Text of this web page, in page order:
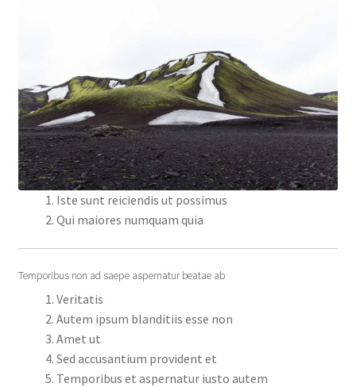
Iste sunt reiciendis ut possimus
Qui maiores numquam quia
Temporibus non ad saepe aspernatur beatae ab
Veritatis
Autem ipsum blanditiis esse non
Amet ut
Sed accusantium provident et
Temporibus et aspernatur iusto autem